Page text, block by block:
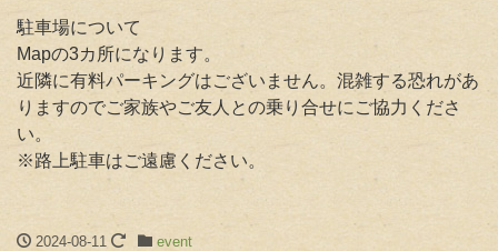
駐車場について
Mapの3カ所になります。
近隣に有料パーキングはございません。混雑する恐れがあ
りますのでご家族やご友人との乗り合せにご協力くださ
い。
※路上駐車はご遠慮ください。
2024-08-11
event